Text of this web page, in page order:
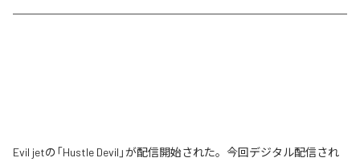
Evil jetの「Hustle Devil」が配信開始された。今回デジタル配信され